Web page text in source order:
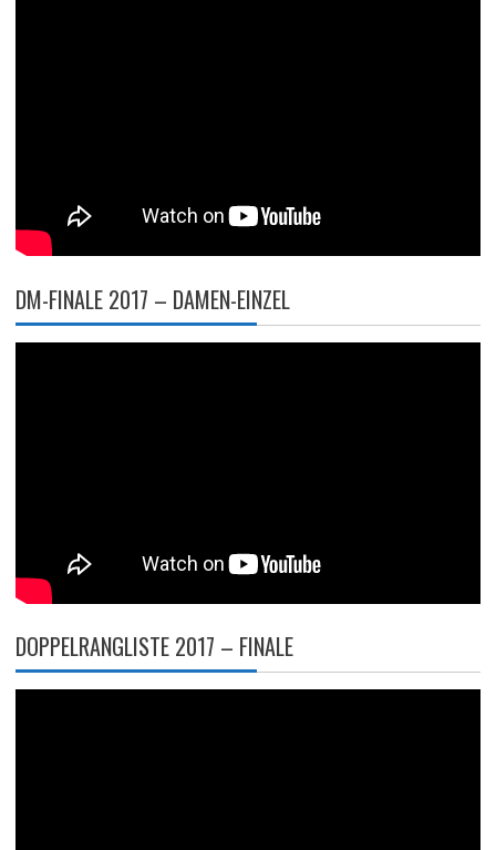
DM-FINALE 2017 – DAMEN-EINZEL
DOPPELRANGLISTE 2017 – FINALE